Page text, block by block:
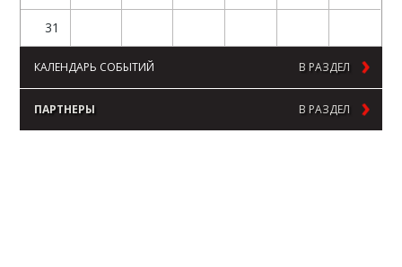
31
КАЛЕНДАРЬ СОБЫТИЙ В РАЗДЕЛ
ПАРТНЕРЫ В РАЗДЕЛ